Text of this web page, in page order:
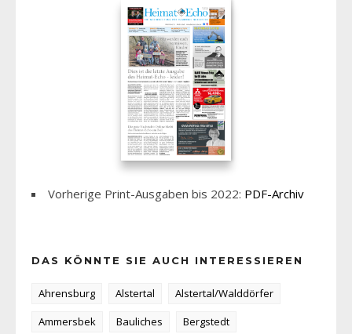
Vorherige Print-Ausgaben bis 2022: PDF-Archiv
DAS KÖNNTE SIE AUCH INTERESSIEREN
Ahrensburg Alstertal
Alstertal/Walddörfer
Ammersbek
Bauliches
Bergstedt